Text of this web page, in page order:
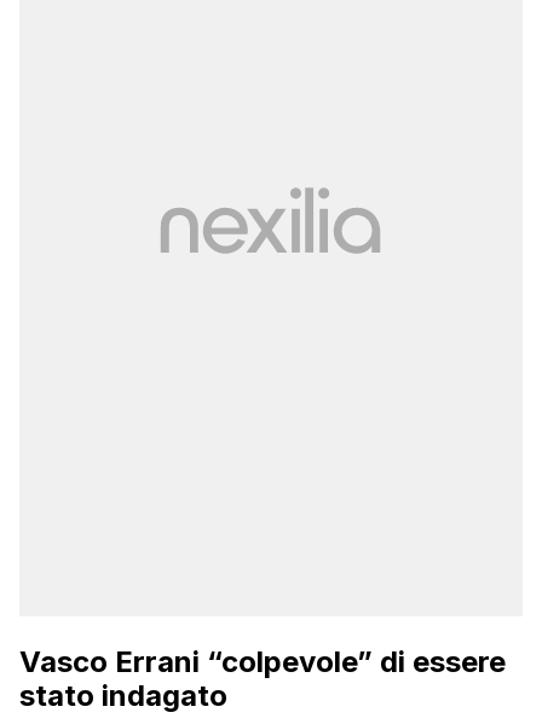
Vasco Errani “colpevole” di essere
stato indagato